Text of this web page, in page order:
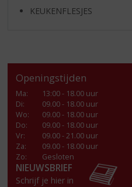
KEUKENFLESJES
Openingstijden
Ma:
13:00 - 18.00 uur
Di:
09.00 - 18.00 uur
Wo:
09.00 - 18.00 uur
Do:
09.00 - 18.00 uur
Vr:
09.00 - 21.00 uur
Za:
09.00 - 18.00 uur
Zo:
Gesloten
NIEUWSBRIEF
Schrijf je hier in